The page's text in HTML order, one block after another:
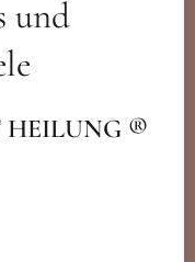
und
HEILUNG ®